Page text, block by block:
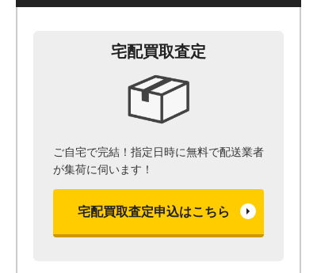
宅配買取査定
ご自宅で完結！指定日時に無料で配送業者
が集荷に伺います！
宅配買取査定申込はこちら